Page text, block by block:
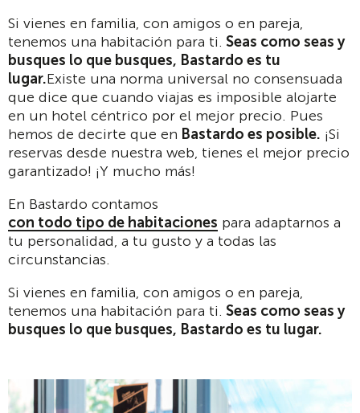
Si vienes en familia, con amigos o en pareja,
tenemos una habitación para ti. Seas como seas y
busques lo que busques, Bastardo es tu
lugar.Existe una norma universal no consensuada
que dice que cuando viajas es imposible alojarte
en un hotel céntrico por el mejor precio. Pues
hemos de decirte que en Bastardo es posible. ¡Si
reservas desde nuestra web, tienes el mejor precio
garantizado! ¡Y mucho más!
En Bastardo contamos
con todo tipo de habitaciones para adaptarnos a
tu personalidad, a tu gusto y a todas las
circunstancias.
Si vienes en familia, con amigos o en pareja,
tenemos una habitación para ti. Seas como seas y
busques lo que busques, Bastardo es tu lugar.